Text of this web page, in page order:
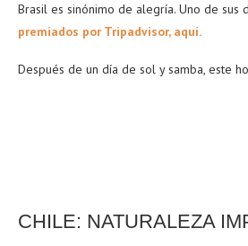
Brasil es sinónimo de alegría. Uno de sus
premiados por Tripadvisor, aquí.
Después de un día de sol y samba, este
CHILE: NATURALEZA